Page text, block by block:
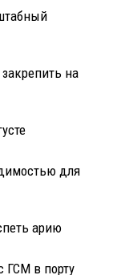
на
для
арию
ГСМ в порту